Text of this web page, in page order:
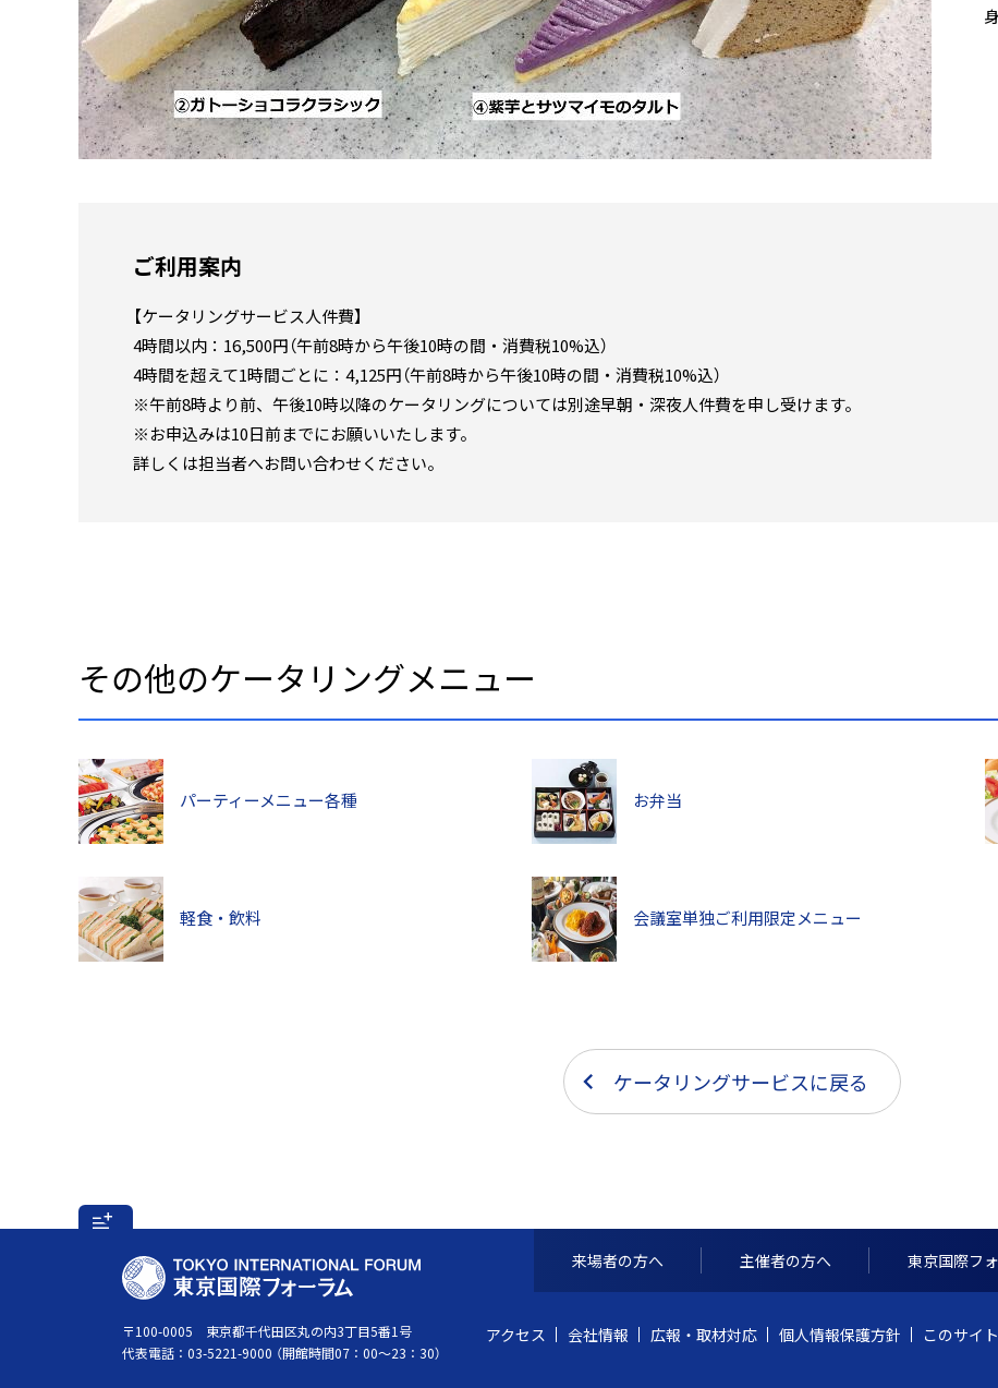
ご利用案内
【ケータリングサービス人件費】
4時間以内：16,500円（午前8時から午後10時の間・消費税10%込）
4時間を超えて1時間ごとに：4,125円（午前8時から午後10時の間・消費税10%込）
※午前8時より前、午後10時以降のケータリングについては別途早朝・深夜人件費を申し受けます。
※お申込みは10日前までにお願いいたします。
詳しくは担当者へお問い合わせください。
その他のケータリングメニュー
パーティーメニュー各種 お弁当
軽食・飲料 会議室単独ご利用限定メニュー
ケータリングサービスに戻る
T
O
K
Y
〒100-0005 東京都千代田区丸の内3丁目5番1号
代表電話： 03-5221-9000 （開館時間07：00～23：30）
来場者の方へ 主催者の方へ 東京国際フ
アクセス 会社情報 広報・取材対応 個人情報保護方針 このサイ